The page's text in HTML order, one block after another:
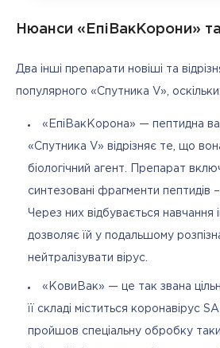
Нюанси «ЕпіВакКорони»
Два інші препарати новіші та
популярного «Спутника V», оскільки:
«ЕпіВакКорона» — пептидна
«Спутника V» відрізняє те, що
біологічний агент. Препарат
синтезовані фрагменти пептидів –
Через них відбувається навчання
дозволяє їй у подальшому
нейтралізувати вірус.
«КовиВак» — це так звана
її складі міститься коронавірус
пройшов спеціальну обробку